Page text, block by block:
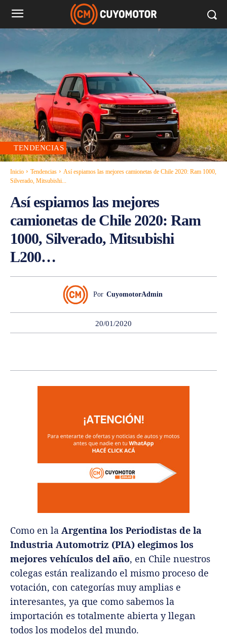
TENDENCIAS
Inicio Tendencias
Así espiamos las mejores camionetas de Chile 2020: Ram 1000,
Silverado, Mitsubishi...
Así espiamos las mejores
camionetas de Chile 2020: Ram
1000, Silverado, Mitsubishi
L200…
Por CuyomotorAdmin
20/01/2020
Como en la Argentina los Periodistas de la
Industria Automotriz (PIA) elegimos los
mejores vehículos del año, en Chile nuestros
colegas están realizando el mismo proceso de
votación, con categorías muy amplias e
interesantes, ya que como sabemos la
importación es totalmente abierta y llegan
todos los modelos del mundo.